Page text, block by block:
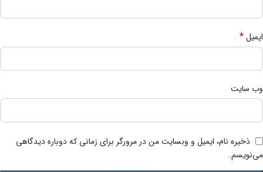
ایمیل*
وب‌ سایت
ذخیره نام، ایمیل و وبسایت من در مرورگر برای زمانی که دوباره دیدگاهی
می‌نویسم.